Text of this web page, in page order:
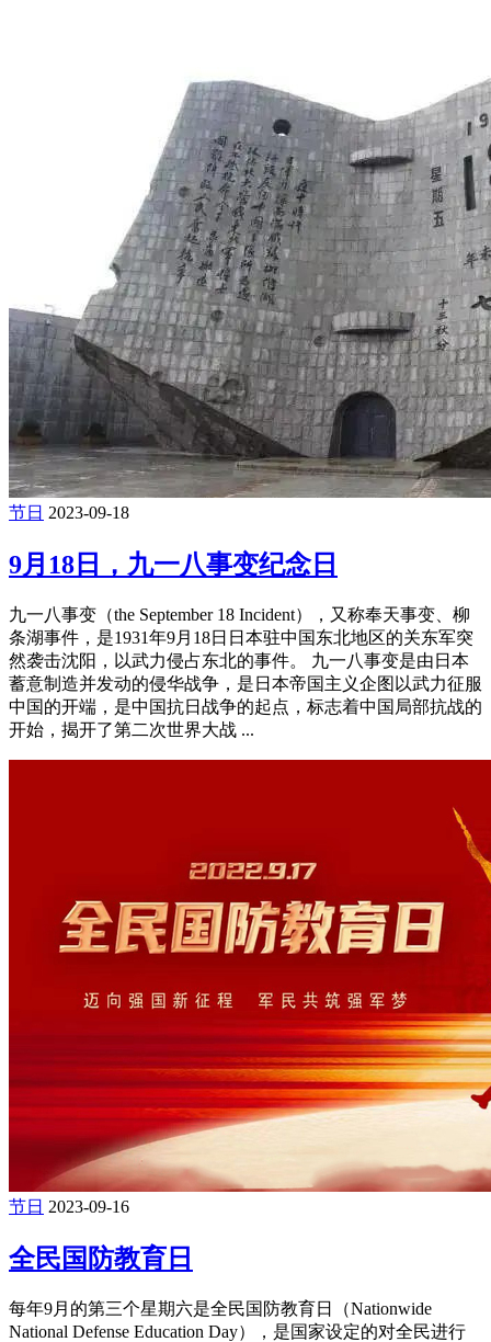
节日 2023-09-18
9月18日，九一八事变纪念日
九一八事变（the September 18 Incident），又称奉天事变、柳
条湖事件，是1931年9月18日日本驻中国东北地区的关东军突
然袭击沈阳，以武力侵占东北的事件。 九一八事变是由日本
蓄意制造并发动的侵华战争，是日本帝国主义企图以武力征服
中国的开端，是中国抗日战争的起点，标志着中国局部抗战的
开始，揭开了第二次世界大战 ...
节日 2023-09-16
全民国防教育日
每年9月的第三个星期六是全民国防教育日（Nationwide
National Defense Education Day），是国家设定的对全民进行